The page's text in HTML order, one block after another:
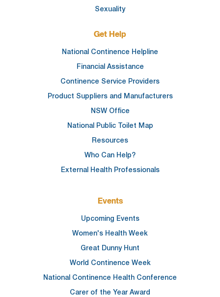
Sexuality
Get Help
National Continence Helpline
Financial Assistance
Continence Service Providers
Product Suppliers and Manufacturers
NSW Office
National Public Toilet Map
Resources
Who Can Help?
External Health Professionals
Events
Upcoming Events
Women's Health Week
Great Dunny Hunt
World Continence Week
National Continence Health Conference
Carer of the Year Award